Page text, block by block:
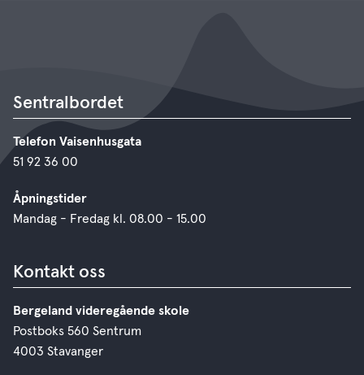
Sentralbordet
Telefon Vaisenhusgata
51 92 36 00
Åpningstider
Mandag - Fredag kl. 08.00 - 15.00
Kontakt oss
Bergeland videregående skole
Postboks 560 Sentrum
4003 Stavanger